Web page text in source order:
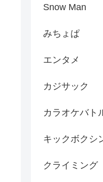
Snow Man
みちょぱ
エンタメ
カジサック
カラオケバト
キックボクシ
クライミング